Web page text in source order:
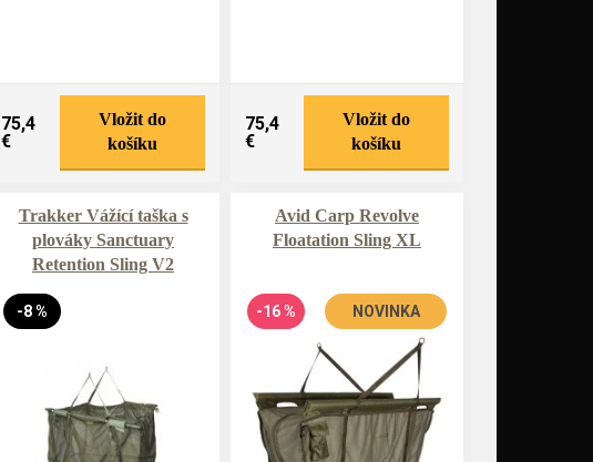
75,4
€
Vložit do
košíku
75,4
€
Vložit do
košíku
Trakker Vážící taška s
plováky Sanctuary
Retention Sling V2
-8 %
Avid Carp Revolve
Floatation Sling XL
-16 % NOVINKA